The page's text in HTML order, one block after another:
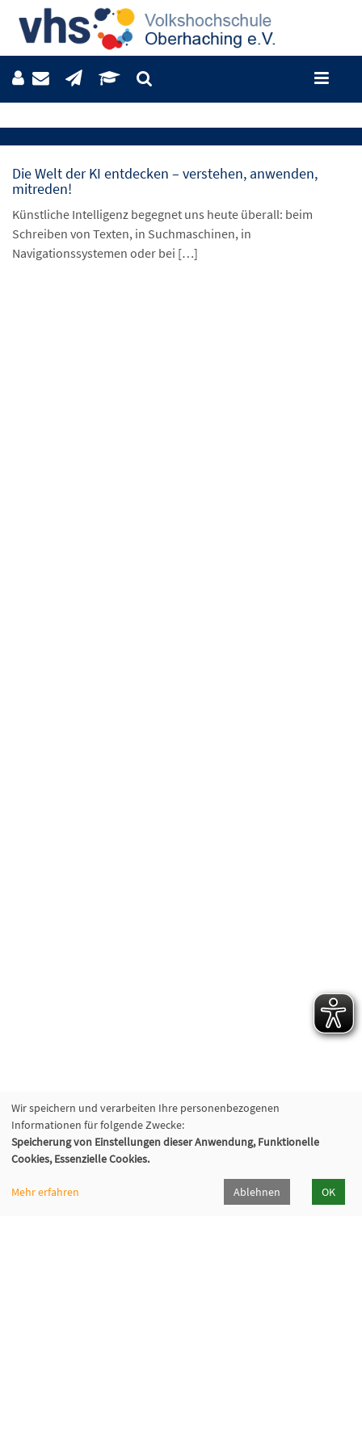
Die Welt der KI entdecken – verstehen, anwenden,
mitreden!
Künstliche Intelligenz begegnet uns heute überall: beim
Schreiben von Texten, in Suchmaschinen, in
Navigationssystemen oder bei […]
Wir speichern und verarbeiten Ihre personenbezogenen
Informationen für folgende Zwecke:
Speicherung von Einstellungen dieser Anwendung, Funktionelle
Cookies, Essenzielle Cookies.
Mehr erfahren Ablehnen OK